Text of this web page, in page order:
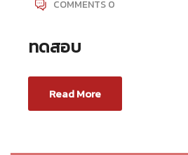
COMMENTS 0
ทดสอบ
Read More